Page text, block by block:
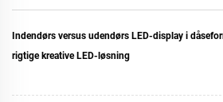
Indendørs versus udendørs LED-display i
rigtige kreative LED-løsning